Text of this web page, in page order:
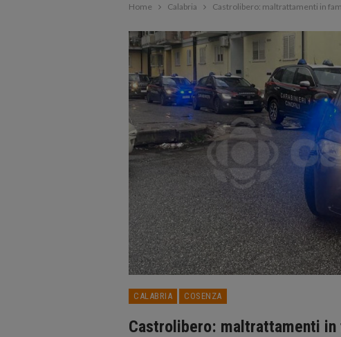
Home Calabria Castrolibero: maltrattamenti in
CALABRIA COSENZA
Castrolibero: maltrattamenti